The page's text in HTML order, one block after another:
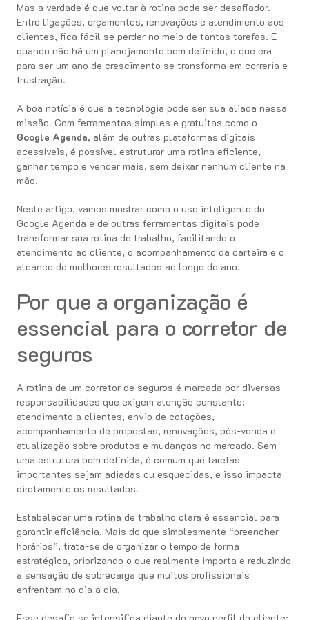
Mas a verdade é que voltar à rotina pode ser desafiador.
Entre ligações, orçamentos, renovações e atendimento aos
clientes, fica fácil se perder no meio de tantas tarefas. E
quando não há um planejamento bem definido, o que era
para ser um ano de crescimento se transforma em correria e
frustração.
A boa notícia é que a tecnologia pode ser sua aliada nessa
missão. Com ferramentas simples e gratuitas como o
Google Agenda, além de outras plataformas digitais
acessíveis, é possível estruturar uma rotina eficiente,
ganhar tempo e vender mais, sem deixar nenhum cliente na
mão.
Neste artigo, vamos mostrar como o uso inteligente do
Google Agenda e de outras ferramentas digitais pode
transformar sua rotina de trabalho, facilitando o
atendimento ao cliente, o acompanhamento da carteira e o
alcance de melhores resultados ao longo do ano.
Por que a organização é
essencial para o corretor de
seguros
A rotina de um corretor de seguros é marcada por diversas
responsabilidades que exigem atenção constante:
atendimento a clientes, envio de cotações,
acompanhamento de propostas, renovações, pós-venda e
atualização sobre produtos e mudanças no mercado. Sem
uma estrutura bem definida, é comum que tarefas
importantes sejam adiadas ou esquecidas, e isso impacta
diretamente os resultados.
Estabelecer uma rotina de trabalho clara é essencial para
garantir eficiência. Mais do que simplesmente “preencher
horários”, trata-se de organizar o tempo de forma
estratégica, priorizando o que realmente importa e reduzindo
a sensação de sobrecarga que muitos profissionais
enfrentam no dia a dia.